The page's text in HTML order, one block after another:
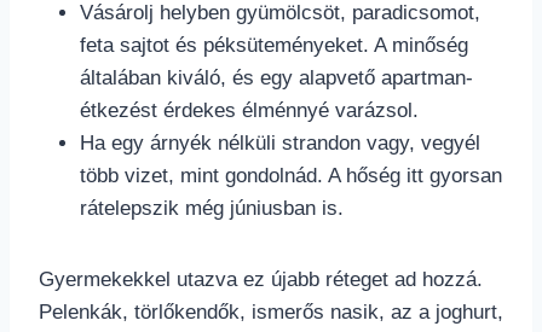
Vásárolj helyben gyümölcsöt, paradicsomot,
feta sajtot és péksüteményeket. A minőség
általában kiváló, és egy alapvető apartman-
étkezést érdekes élménnyé varázsol.
Ha egy árnyék nélküli strandon vagy, vegyél
több vizet, mint gondolnád. A hőség itt gyorsan
rátelepszik még júniusban is.
Gyermekekkel utazva ez újabb réteget ad hozzá.
Pelenkák, törlőkendők, ismerős nasik, az a joghurt,